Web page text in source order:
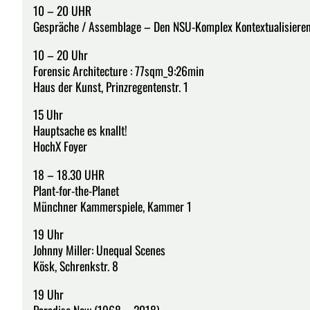
10 – 20 UHR
Gespräche / Assemblage – Den NSU-Komplex
10 – 20 Uhr
Forensic Architecture : 77sqm_9:26min
Haus der Kunst, Prinzregentenstr. 1
15 Uhr
Hauptsache es knallt!
HochX Foyer
18 – 18.30 UHR
Plant-for-the-Planet
Münchner Kammerspiele, Kammer 1
19 Uhr
Johnny Miller: Unequal Scenes
Kösk, Schrenkstr. 8
19 Uhr